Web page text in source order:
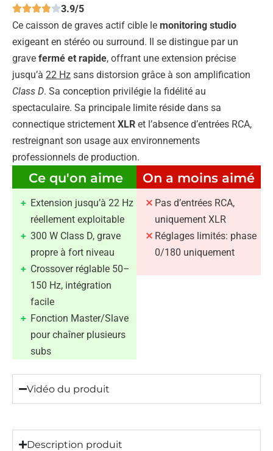
3.9/5
Ce caisson de graves actif cible le monitoring studio
exigeant en stéréo ou surround. Il se distingue par un
grave fermé et rapide, offrant une extension précise
jusqu’à 22 Hz sans distorsion grâce à son amplification
Class D. Sa conception privilégie la fidélité au
spectaculaire. Sa principale limite réside dans sa
connectique strictement XLR et l’absence d’entrées RCA,
restreignant son usage aux environnements
professionnels de production.
Ce qu'on aime
Extension jusqu’à 22 Hz
réellement exploitable
300 W Class D, grave
propre à fort niveau
Crossover réglable 50–
150 Hz, intégration
facile
Fonction Master/Slave
pour chaîner plusieurs
subs
On a moins aimé
Pas d’entrées RCA,
uniquement XLR
Réglages limités: phase
0/180 uniquement
Vidéo du produit
Description produit